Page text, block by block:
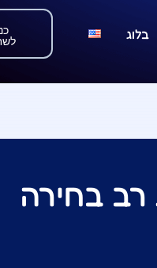
בלוג
בחירה